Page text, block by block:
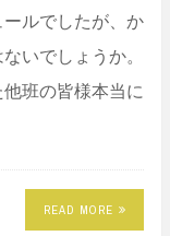
ルでしたが、か
いでしょうか。
班の皆様本当に
READ MORE